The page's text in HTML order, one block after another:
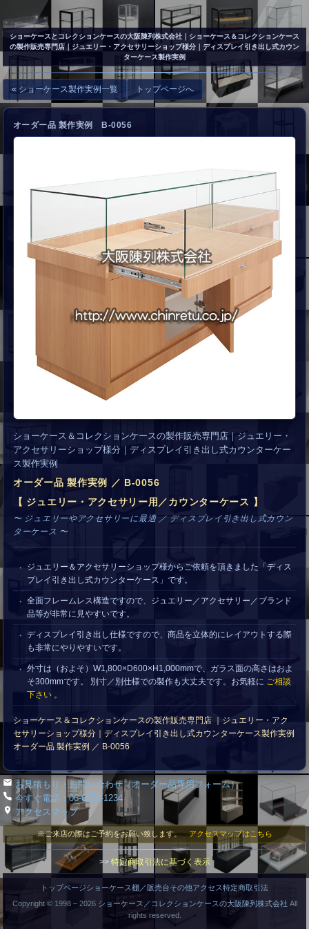
お問い合わせ
ショーケースとコレクションケースの大阪陳列株式会社 ｜ショーケース＆コレクションケース
の製作販売専門店｜ジュエリー・アクセサリーショップ様分｜ディスプレイ引き出し式カウン
ターケース製作実例
« ショーケース製作実例一覧 トップページへ
オーダー品 製作実例 B-0056
ショーケース＆コレクションケースの製作販売専門店｜ジュエリー・
アクセサリーショップ様分｜ディスプレイ引き出し式カウンターケー
ス製作実例
オーダー品 製作実例 ／ B-0056
【 ジュエリー・アクセサリー用／カウンターケース 】
〜 ジュエリーやアクセサリーに最適 ／ ディスプレイ引き出し式カウン
ターケース 〜
ジュエリー＆アクセサリーショップ様からご依頼を頂きました「ディス
プレイ引き出し式カウンターケース」です。
全面フレームレス構造ですので、ジュエリー／アクセサリー／ブランド
品等が非常に見やすいです。
ディスプレイ引き出し仕様ですので、商品を立体的にレイアウトする際
も非常にやりやすいです。
外寸は（およそ）W1,800×D600×H1,000mmで、ガラス面の高さはおよ
そ300mmです。 別寸／別仕様での製作も大丈夫です。お気軽に ご相談
下さい 。
ショーケース＆コレクションケースの製作販売専門店 ｜ジュエリー・アク
セサリーショップ様分｜ディスプレイ引き出し式カウンターケース製作実例
オーダー品 製作実例 ／ B-0056
お見積もり・お問い合わせ（オーダー品専用フォーム）
今すぐ電話：06-6651-1234
アクセスマップ
※ご来店の際はご予約をお願い致します。 アクセスマップはこちら
>> 特定商取引法に基づく表示
トップページショーケース棚／販売台その他アクセス特定商取引法
Copyright © 1998 – 2026 ショーケース／コレクションケースの大阪陳列株式会社 All
rights reserved.